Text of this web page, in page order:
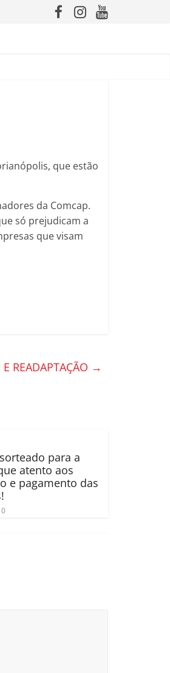
que estão
da Comcap.
só prejudicam a
que visam
READAPTAÇÃO →
para a
atento aos
e pagamento das
0